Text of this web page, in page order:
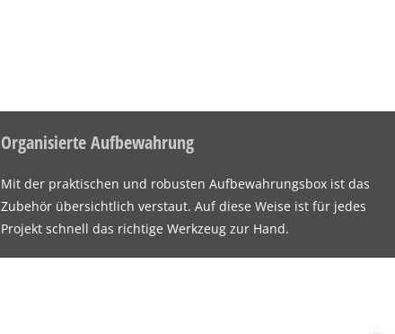
Organisierte Aufbewahrung
Mit der praktischen und robusten Aufbewahrungsbox ist das
Zubehör übersichtlich verstaut. Auf diese Weise ist für jedes
Projekt schnell das richtige Werkzeug zur Hand.